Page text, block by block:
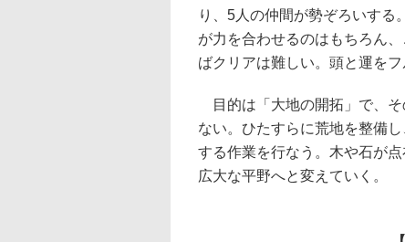
り、5人の仲間が勢ぞろいする
が力を合わせるのはもちろん
ばクリアは難しい。頭と運を
目的は「大地の開拓」で、そ
ない。ひたすらに荒地を整備
する作業を行なう。木や石が
広大な平野へと変えていく。